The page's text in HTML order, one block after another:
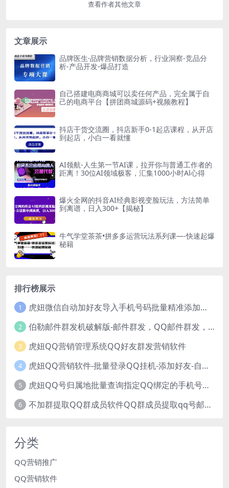
查看作者其他文章
文章展示
品牌医生·品牌营销数据分析，行业洞察-竞品分
析-产品开发-爆品打造
自己搭建电商商城可以卖任何产品，完全属于自
己的电商平台【拼团商城源码+视频教程】
抖店干货交流圈，抖店新手0-1起店课程，从开店
到起店，小白一看就懂
AI领航-人生第一节AI课，拉开你与普通工作者的
距离！30位AI领域极客，汇集1000小时Al心得
爆火全网的抖音AI经典影视变脸玩法，方法简单
到离谱，日入300+【揭秘】
牛气学堂茶茶•拼多多运营玩法系列课—-快速起爆
秘籍
排行榜展示
1 虎妞微信自动加好友导入手机号码批量精准添加客户售营销软件微商工具
2 伯勒邮件群发机破解版-邮件群发，QQ邮件群发，邮件群发软件，伯乐邮件群发工具，邮件群发器
3 虎妞QQ营销管理系统QQ好友群发营销软件
4 虎妞QQ营销软件-批量登录QQ挂机-添加好友-自动加群-群发消息-临时会话
5 虎妞QQ号归属地批量查询指定QQ绑定的手机号软件
6 不加群提取QQ群成员软件QQ群成员提取qq号邮箱软件
分类
QQ营销推广
QQ营销软件